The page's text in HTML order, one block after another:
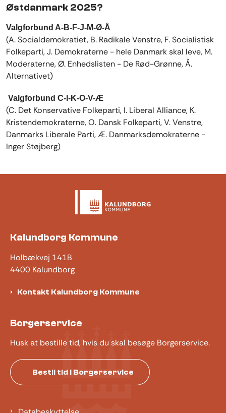
Østdanmark 2025?
Valgforbund A-B-F-J-M-Ø-Å
(A. Socialdemokratiet, B. Radikale Venstre, F. Socialistisk
Folkeparti, J. Demokraterne - hele Danmark skal leve, M.
Moderaterne, Ø. Enhedslisten - De Rød-Grønne, Å.
Alternativet)
Valgforbund C-I-K-O-V-Æ
(C. Det Konservative Folkeparti, I. Liberal Alliance, K.
Kristendemokraterne, O. Dansk Folkeparti, V. Venstre,
Danmarks Liberale Parti, Æ. Danmarksdemokraterne -
Inger Støjberg)
Kalundborg Kommune
Holbækvej 141B
4400 Kalundborg
Kontakt Kalundborg Kommune
Borgerservice
Husk at bestille tid, hvis du skal besøge Borgerservice.
Bestil tid i Borgerservice